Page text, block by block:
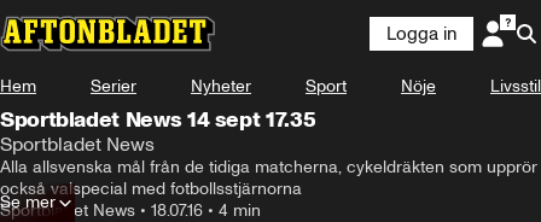
Logga in
Hem Serier Nyheter Sport Nöje Livsstil
Sportbladet News 14 sept 17.35
Sportbladet News
Alla allsvenska mål från de tidiga matcherna, cykeldräkten som upprör
också valspecial med fotbollsstjärnorna
Sportbladet News • 18.07.16 • 4 min
Se mer